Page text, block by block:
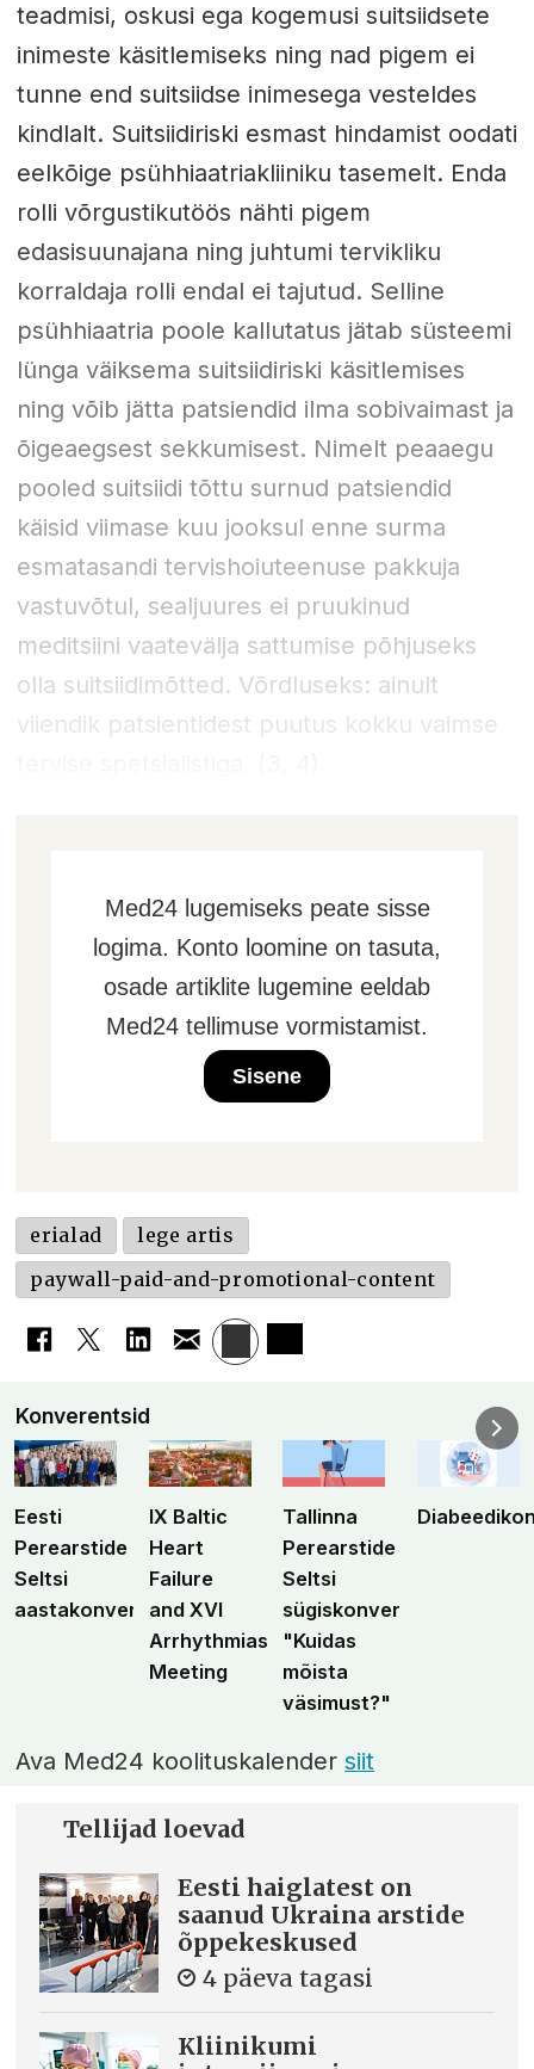
teadmisi, oskusi ega kogemusi suitsiidsete
inimeste käsitlemiseks ning nad pigem ei
tunne end suitsiidse inimesega vesteldes
kindlalt. Suitsiidiriski esmast hindamist oodati
eelkõige psühhiaatriakliiniku tasemelt. Enda
rolli võrgustikutöös nähti pigem
edasisuunajana ning juhtumi tervikliku
korraldaja rolli endal ei tajutud. Selline
psühhiaatria poole kallutatus jätab süsteemi
lünga väiksema suitsiidiriski käsitlemises
ning võib jätta patsiendid ilma sobivaimast ja
õigeaegsest sekkumisest. Nimelt peaaegu
pooled suitsiidi tõttu surnud patsiendid
käisid viimase kuu jooksul enne surma
esmatasandi tervishoiuteenuse pakkuja
vastuvõtul, sealjuures ei pruukinud
meditsiini vaatevälja sattumise põhjuseks
olla suitsiidimõtted. Võrdluseks: ainult
viiendik patsientidest puutus kokku vaimse
Med24 lugemiseks peate sisse
logima. Konto loomine on tasuta,
osade artiklite lugemine eeldab
Med24 tellimuse vormistamist.
Sisene
erialad
lege artis
paywall-paid-and-promotional-content
Konverentsid
Eesti
Perearstide
Seltsi
aastakonverents
IX Baltic
Heart
Failure
and XVI
Arrhythmias
Meeting
Tallinna
Perearstide
Seltsi
sügiskonverents
"Kuidas
mõista
väsimust?"
Ava Med24 koolituskalendersiit
Tellijad loevad
Eesti haiglatest on
saanud Ukraina arstide
õppekeskused
4 päeva tagasi
Kliinikumi